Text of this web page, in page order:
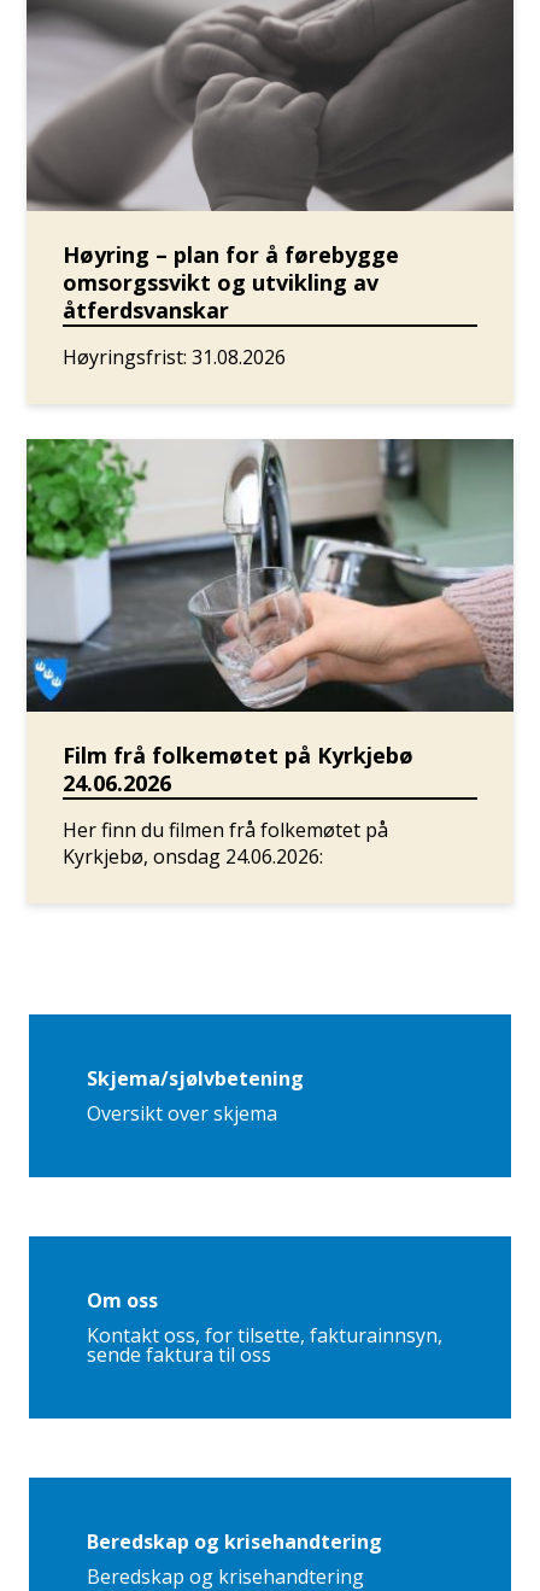
Høyring – plan for å førebygge
omsorgssvikt og utvikling av
åtferdsvanskar
Høyringsfrist: 31.08.2026
Film frå folkemøtet på Kyrkjebø
24.06.2026
Her finn du filmen frå folkemøtet på
Kyrkjebø, onsdag 24.06.2026:
Skjema/sjølvbetening
Oversikt over skjema
Om oss
Kontakt oss, for tilsette, fakturainnsyn,
sende faktura til oss
Beredskap og krisehandtering
Beredskap og krisehandtering